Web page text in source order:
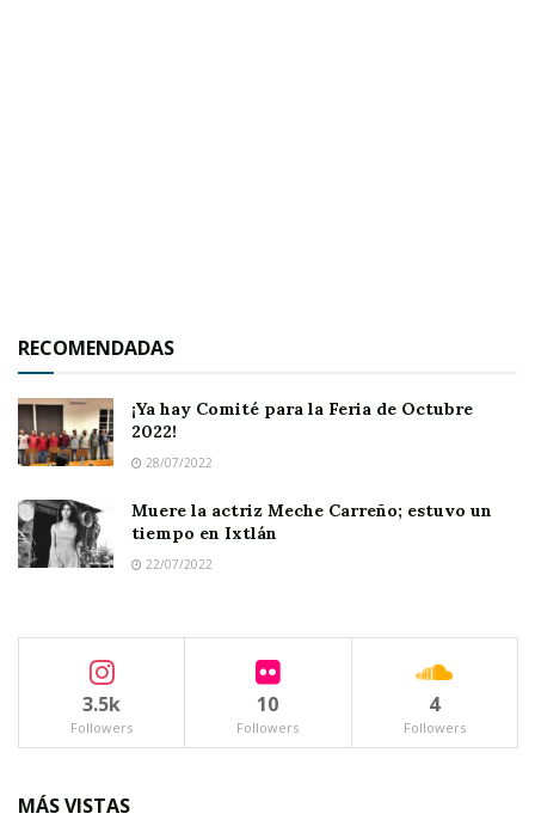
RECOMENDADAS
¡Ya hay Comité para la Feria de Octubre
2022!
28/07/2022
Muere la actriz Meche Carreño; estuvo un
tiempo en Ixtlán
22/07/2022
3.5k
Followers
10
Followers
4
Followers
MÁS VISTAS